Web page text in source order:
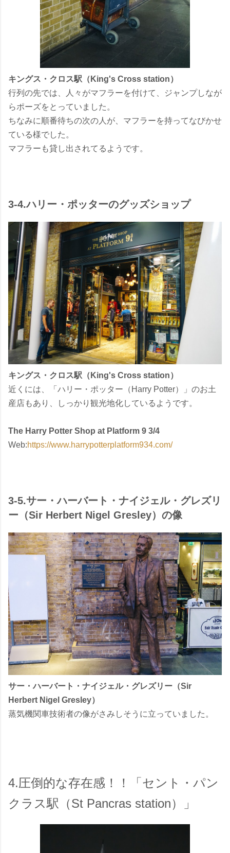
キングス・クロス駅（King's Cross station）
行列の先では、人々がマフラーを付けて、ジャンプしなが
らポーズをとっていました。
ちなみに順番待ちの次の人が、マフラーを持ってなびかせ
ている様でした。
マフラーも貸し出されてるようです。
3-4.ハリー・ポッターのグッズショップ
キングス・クロス駅（King's Cross station）
近くには、「ハリー・ポッター（Harry Potter）」のお土
産店もあり、しっかり観光地化しているようです。
The Harry Potter Shop at Platform 9 3/4
Web:https://www.harrypotterplatform934.com/
3-5.サー・ハーバート・ナイジェル・グレズリ
ー（Sir Herbert Nigel Gresley）の像
サー・ハーバート・ナイジェル・グレズリー（Sir
Herbert Nigel Gresley）
蒸気機関車技術者の像がさみしそうに立っていました。
4.圧倒的な存在感！！「セント・パン
クラス駅（St Pancras station）」